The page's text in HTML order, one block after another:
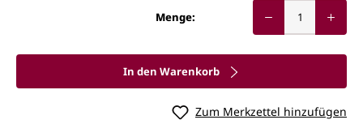
Menge:
In den Warenkorb
Zum Merkzettel hinzufügen